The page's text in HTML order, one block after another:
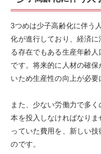
3つめは少子高齢化に伴う
化が進行しており、経済に
る存在でもある生産年齢
です。将来的に人材の確
いため生産性の向上が必要
また、少ない労働力で多
本を投入しなければなり
っていた費用を、新しい
のです。